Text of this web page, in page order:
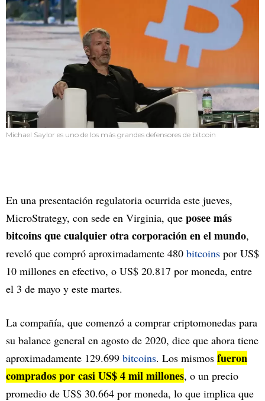
Michael Saylor es uno de los más grandes defensores de bitcoin
En una presentación regulatoria ocurrida este jueves,
MicroStrategy, con sede en Virginia, que posee más
bitcoins que cualquier otra corporación en el mundo,
reveló que compró aproximadamente 480 bitcoins por US$
10 millones en efectivo, o US$ 20.817 por moneda, entre
el 3 de mayo y este martes.
La compañía, que comenzó a comprar criptomonedas para
su balance general en agosto de 2020, dice que ahora tiene
aproximadamente 129.699 bitcoins. Los mismos fueron
comprados por casi US$ 4 mil millones, o un precio
promedio de US$ 30.664 por moneda, lo que implica que